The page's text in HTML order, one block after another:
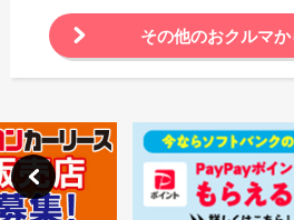
その他のおクルマ